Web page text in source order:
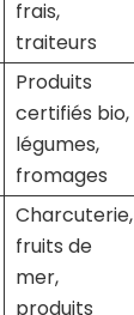
frais,
traiteurs
Produits
certifiés bio,
légumes,
fromages
Charcuterie,
fruits de
mer,
produits